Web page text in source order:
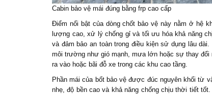
Cabin bảo vệ mái đúng bằng frp cao cấp
Điểm nổi bật của dòngchốt bảo vệ này nằm ở hệ
lượng cao, xử lý chống gỉ và tối ưu hóa khả năng
và đảm bảo an toàn trong điều kiện sử dụng lâu
môi trường như gió mạnh, mưa lớn hoặc sự thay
ra vào hoặc bãi đỗ xe trong các khu cao tầng.
Phần mái của bốt bảo vệ được đúc nguyên khối từ
nhẹ, độ bền cao và khả năng chống chịu thời tiết